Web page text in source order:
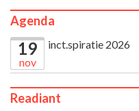
Agenda
19
nov
inct.spiratie 2026
Readiant